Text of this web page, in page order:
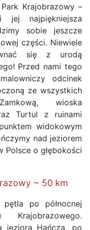
Krajobrazowy –
jej najpiękniejsza
sobie jeszcze
części. Niewiele
się z urodą
Przed nami tego
odcinek
ze wszystkich
wioska
Turtul z ruinami
widokowym
nad jeziorem
Polsce o głębokości
~ 50 km
po północnej
jeziora Hańcza, po